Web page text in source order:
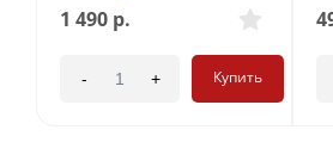
1 490 р.
- + Купить